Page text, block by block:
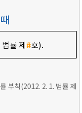
법률 제#호).
부칙(2012. 2. 1. 법률 제